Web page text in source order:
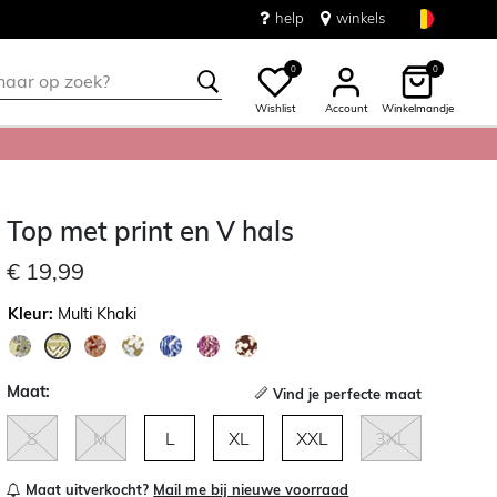
help winkels
0
Wishlist Account
0
Winkelmandje
Top met print en V hals
€ 19,99
Kleur: Multi Khaki
Maat: Vind je perfecte maat
S M L XL XXL 3XL
Maat uitverkocht? Mail me bij nieuwe voorraad